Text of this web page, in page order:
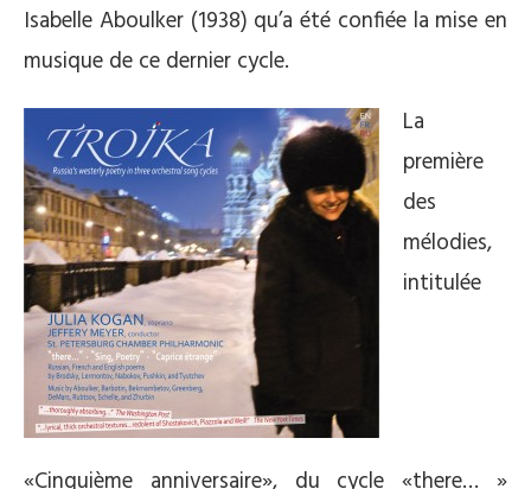
Isabelle Aboulker (1938) qu’a été confiée la mise en
musique de ce dernier cycle.
La
première
des
mélodies,
intitulée
«Cinquième anniversaire», du cycle «there… »